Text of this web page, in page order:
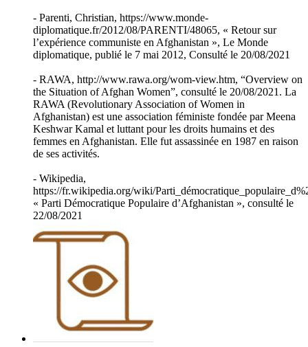
- Parenti, Christian, https://www.monde-
diplomatique.fr/2012/08/PARENTI/48065, « Retour sur
l’expérience communiste en Afghanistan », Le Monde
diplomatique, publié le 7 mai 2012, Consulté le 20/08/2021
- RAWA, http://www.rawa.org/wom-view.htm, “Overview on
the Situation of Afghan Women”, consulté le 20/08/2021. La
RAWA (Revolutionary Association of Women in
Afghanistan) est une association féministe fondée par Meena
Keshwar Kamal et luttant pour les droits humains et des
femmes en Afghanistan. Elle fut assassinée en 1987 en raison
de ses activités.
- Wikipedia,
https://fr.wikipedia.org/wiki/
« Parti Démocratique Populaire d’Afghanistan », consulté le
22/08/2021